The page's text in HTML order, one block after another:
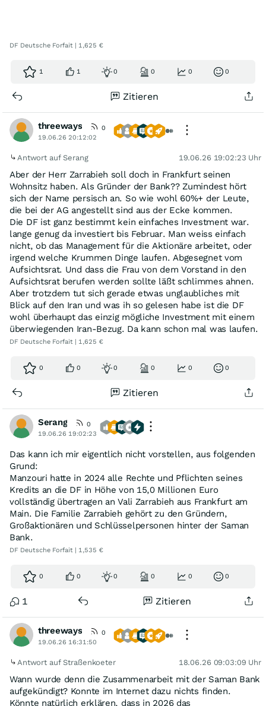
DF Deutsche Forfait | 1,625 €
1 1 0 0 0 0
Zitieren
threeways
0
19.06.26 20:12:02
Antwort auf Serang 19.06.26 19:02:23 Uhr
Aber der Herr Zarrabieh soll doch in Frankfurt seinen
Wohnsitz haben. Als Gründer der Bank?? Zumindest hört
sich der Name persisch an. So wie wohl 60%+ der Leute,
die bei der AG angestellt sind aus der Ecke kommen.
Die DF ist ganz bestimmt kein einfaches Investment war.
lange genug da investiert bis Februar. Man weiss einfach
nicht, ob das Management für die Aktionäre arbeitet, oder
irgend welche Krummen Dinge laufen. Abgesegnet vom
Aufsichtsrat. Und dass die Frau von dem Vorstand in den
Aufsichtsrat berufen werden sollte läßt schlimmes ahnen.
Aber trotzdem tut sich gerade etwas unglaubliches mit
Blick auf den Iran und was ih so gelesen habe ist die DF
wohl überhaupt das einzig mögliche Investment mit einem
überwiegenden Iran-Bezug. Da kann schon mal was laufen.
DF Deutsche Forfait | 1,625 €
0 0 0 0 0 0
Zitieren
Serang
0
19.06.26 19:02:23
Das kann ich mir eigentlich nicht vorstellen, aus folgenden
Grund:
Manzouri hatte in 2024 alle Rechte und Pflichten seines
Kredits an die DF in Höhe von 15,0 Millionen Euro
vollständig übertragen an Vali Zarrabieh aus Frankfurt am
Main. Die Familie Zarrabieh gehört zu den Gründern,
Großaktionären und Schlüsselpersonen hinter der Saman
Bank.
DF Deutsche Forfait | 1,535 €
0 0 0 0 0 0
1 Zitieren
threeways
0
19.06.26 16:31:50
Antwort auf Straßenkoeter 18.06.26 09:03:09 Uhr
Wann wurde denn die Zusammenarbeit mit der Saman Bank
aufgekündigt? Konnte im Internet dazu nichts finden.
Könnte natürlich erklären, dass in 2026 das